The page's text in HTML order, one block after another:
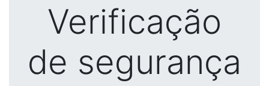
Verificação
de segurança